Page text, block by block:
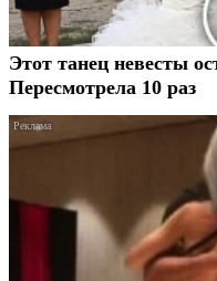
Этот танец невесты
Пересмотрела 10 раз